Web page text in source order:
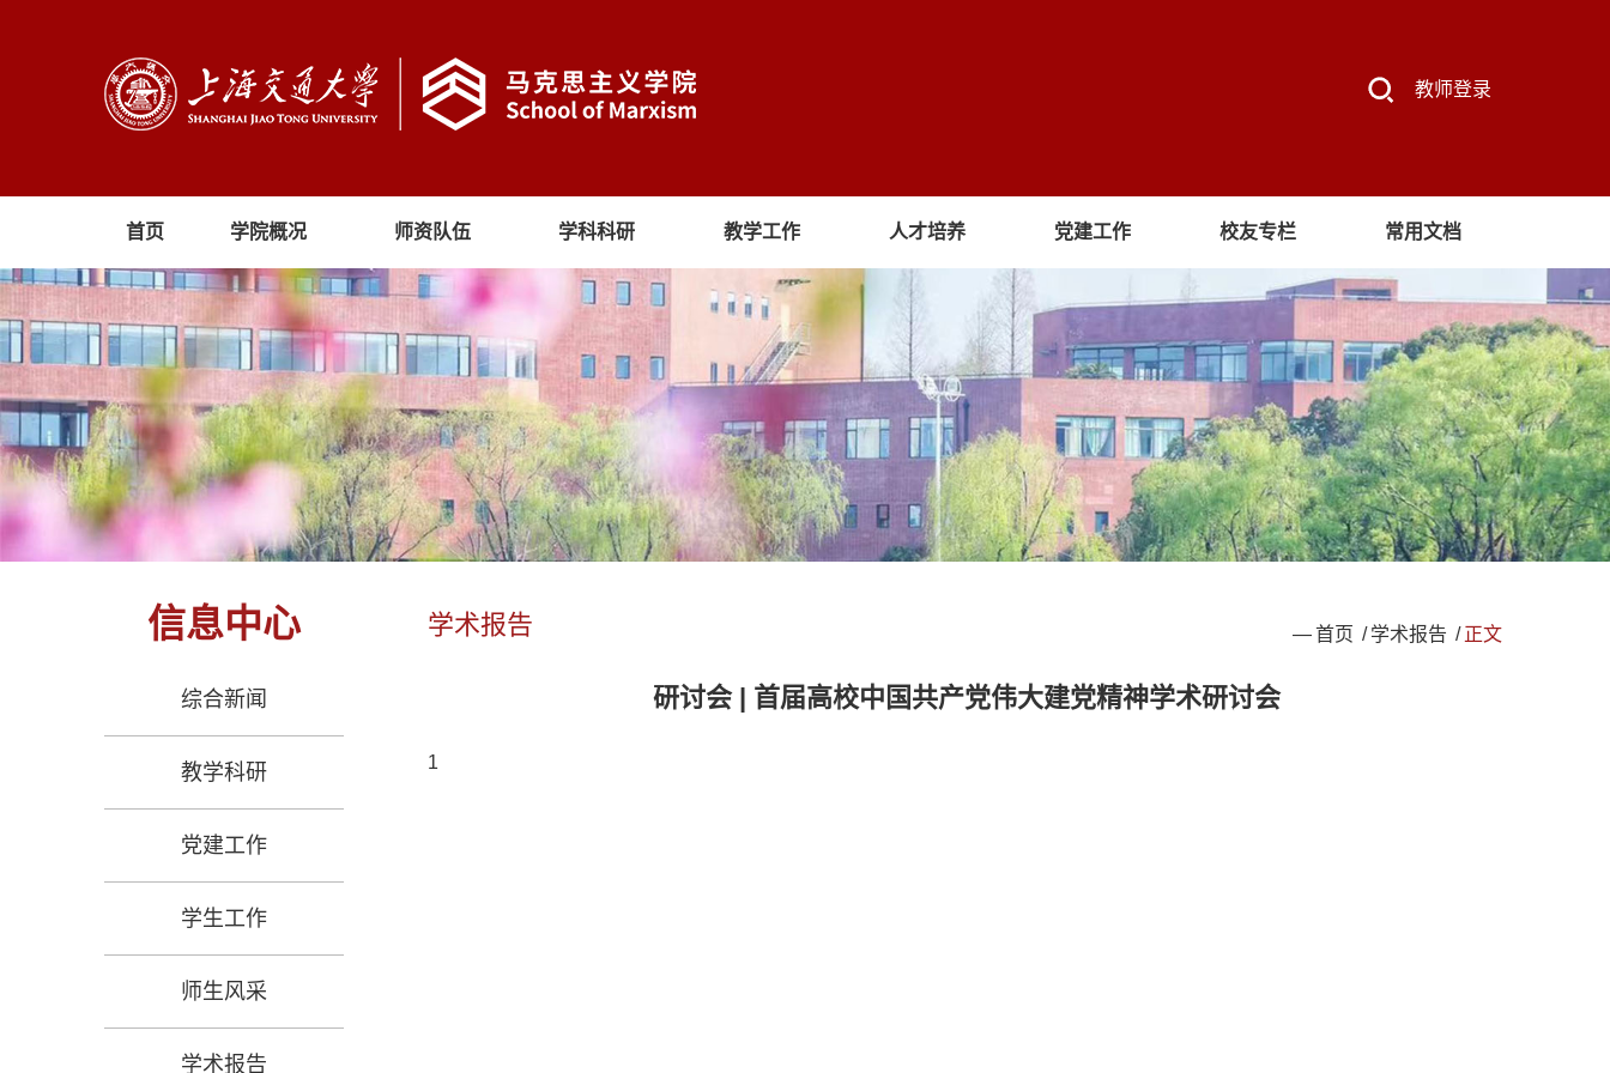
教师登录
首页 学院概况 师资队伍 学科科研 教学工作 人才培养 党建工作 校友专栏 常用文档
信息中心
综合新闻
教学科研
党建工作
学生工作
师生风采
学术报告
学术报告 —首页 / 学术报告 / 正文
研讨会 | 首届高校中国共产党伟大建党精神学术研讨会
1